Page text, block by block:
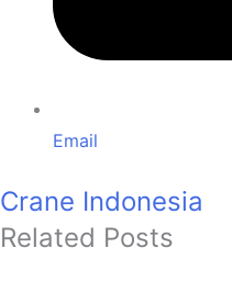
Email
Crane Indonesia
Related Posts